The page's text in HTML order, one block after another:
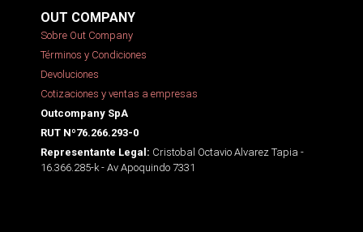
OUT COMPANY
Sobre Out Company
Términos y Condiciones
Devoluciones
Cotizaciones y ventas a empresas
Outcompany SpA
RUT Nº76.266.293-0
Representante Legal: Cristobal Octavio Alvarez Tapia -
16.366.285-k - Av Apoquindo 7331